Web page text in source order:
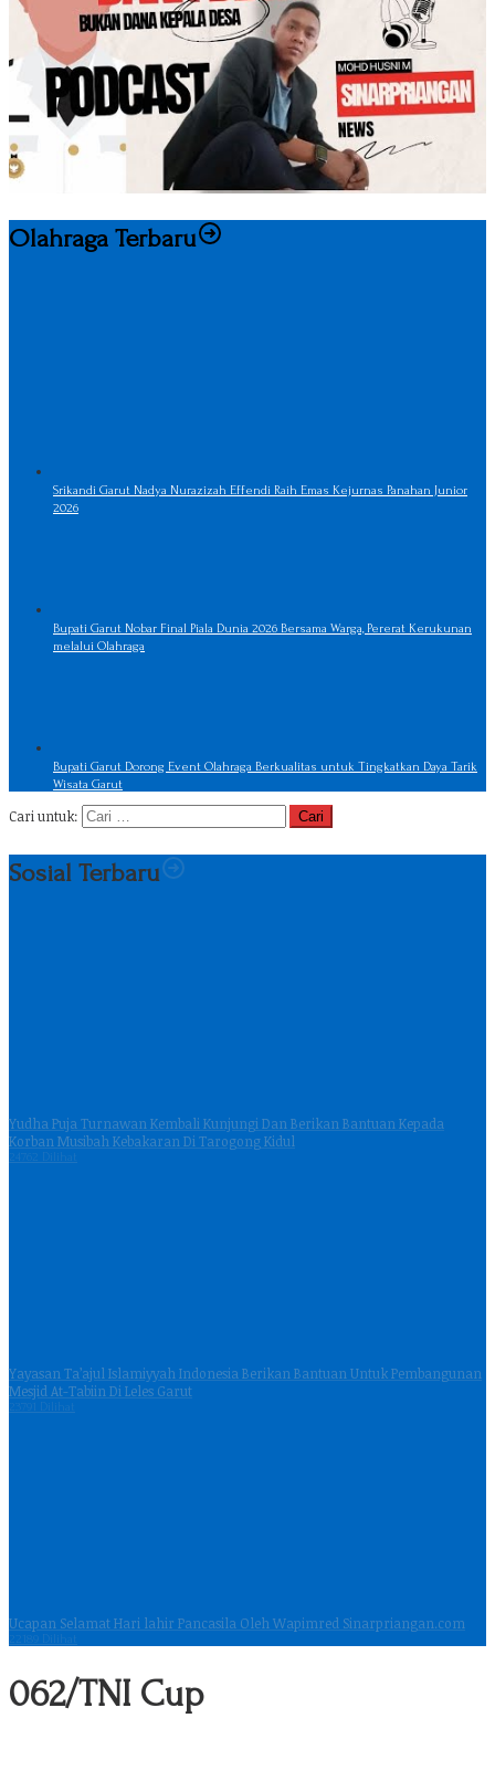
Olahraga Terbaru
Srikandi Garut Nadya Nurazizah Effendi Raih Emas Kejurnas Panahan Junior
2026
Bupati Garut Nobar Final Piala Dunia 2026 Bersama Warga, Pererat Kerukunan
melalui Olahraga
Bupati Garut Dorong Event Olahraga Berkualitas untuk Tingkatkan Daya Tarik
Wisata Garut
Cari untuk:
Sosial Terbaru
Yudha Puja Turnawan Kembali Kunjungi Dan Berikan Bantuan Kepada
Korban Musibah Kebakaran Di Tarogong Kidul
24762 Dilihat
Yayasan Ta’ajul Islamiyyah Indonesia Berikan Bantuan Untuk Pembangunan
Mesjid At-Tabiin Di Leles Garut
23791 Dilihat
Ucapan Selamat Hari lahir Pancasila Oleh Wapimred Sinarpriangan.com
22189 Dilihat
062/TNI Cup